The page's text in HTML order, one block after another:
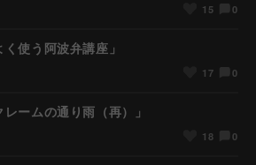
15 0
使う阿波弁講座」
17 0
ームの通り雨（再）」
18 0